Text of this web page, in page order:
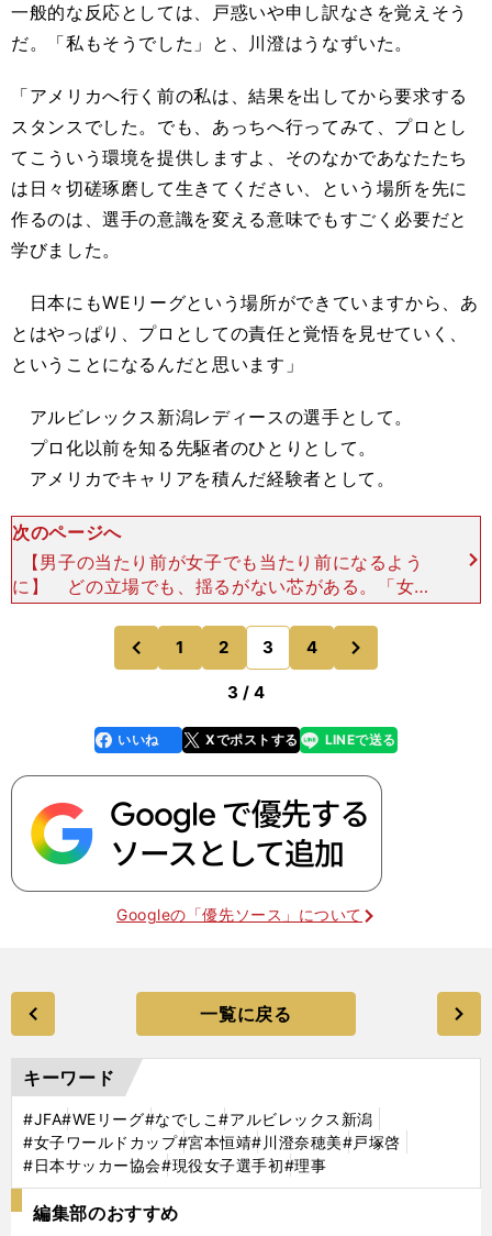
一般的な反応としては、戸惑いや申し訳なさを覚えそう
だ。「私もそうでした」と、川澄はうなずいた。
「アメリカへ行く前の私は、結果を出してから要求する
スタンスでした。でも、あっちへ行ってみて、プロとし
てこういう環境を提供しますよ、そのなかであなたたち
は日々切磋琢磨して生きてください、という場所を先に
作るのは、選手の意識を変える意味でもすごく必要だと
学びました。
日本にもWEリーグという場所ができていますから、あ
とはやっぱり、プロとしての責任と覚悟を見せていく、
ということになるんだと思います」
アルビレックス新潟レディースの選手として。
プロ化以前を知る先駆者のひとりとして。
アメリカでキャリアを積んだ経験者として。
次のページへ
【男子の当たり前が女子でも当たり前になるよう
に】 どの立場でも、揺るがない芯がある。「女子
サッカーの未来のために」という思いだ。「それし
かないですね（笑）。それはやっぱり、先輩方がい
ろいろとつない
前
のページへ
1 2 3 4
のページへ
3 / 4
faceboo
k
いいね Xでポストする
line LINEで送る
Googleの「優先ソース」について
一覧に戻る
キーワード
#JFA#WEリーグ#なでしこ#アルビレックス新潟
#女子ワールドカップ#宮本恒靖#川澄奈穂美#戸塚啓
#日本サッカー協会#現役女子選手初#理事
編集部のおすすめ